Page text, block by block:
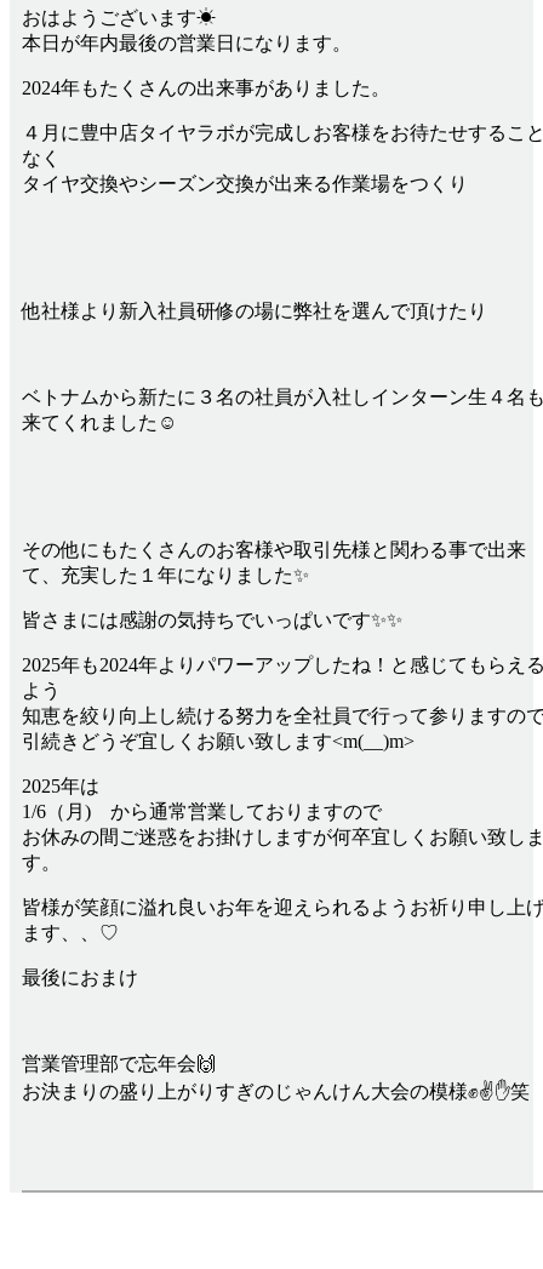
おはようございます☀
本日が年内最後の営業日になります。
2024年もたくさんの出来事がありました。
４月に豊中店タイヤラボが完成しお客様をお待たせするこ
なく
タイヤ交換やシーズン交換が出来る作業場をつくり
他社様より新入社員研修の場に弊社を選んで頂けたり
ベトナムから新たに３名の社員が入社しインターン生４名
来てくれました☺
その他にもたくさんのお客様や取引先様と関わる事で出来
て、充実した１年になりました✨
皆さまには感謝の気持ちでいっぱいです✨✨
2025年も2024年よりパワーアップしたね！と感じてもらえ
よう
知恵を絞り向上し続ける努力を全社員で行って参りますの
引続きどうぞ宜しくお願い致します<m(__)m>
2025年は
1/6（月) から通常営業しておりますので
お休みの間ご迷惑をお掛けしますが何卒宜しくお願い致し
す。
皆様が笑顔に溢れ良いお年を迎えられるようお祈り申し上
ます、、♡
最後におまけ
営業管理部で忘年会🙌
お決まりの盛り上がりすぎのじゃんけん大会の模様✊✌✋笑